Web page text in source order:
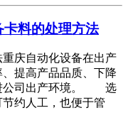
料的处理方法
庆自动化设备在出产
提高产品品质、下降
公司出产环境。 选
约人工，也便于管